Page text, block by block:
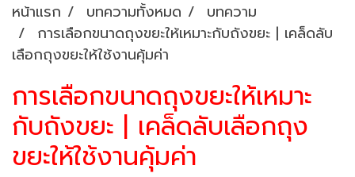
หน้าแรก บทความทั้งหมด
บทความ
การเลือกขนาดถุงขยะให้เหมาะกับถังขยะ | เคล็ดลับ
เลือกถุงขยะให้ใช้งานคุ้มค่า
การเลือกขนาดถุงขยะให้เหมาะ
กับถังขยะ | เคล็ดลับเลือกถุง
ขยะให้ใช้งานคุ้มค่า